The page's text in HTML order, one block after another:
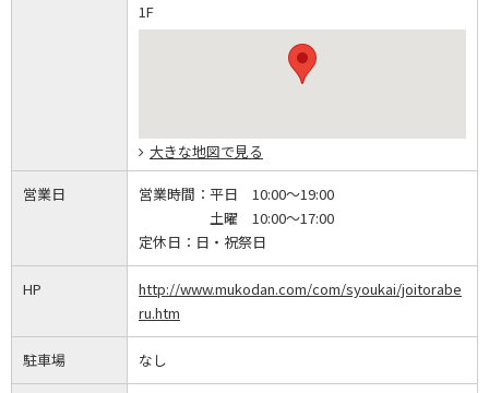
1F
大きな地図で見る
営業日 営業時間： 平日 10:00～19:00
土曜 10:00～17:00
定休日： 日・祝祭日
HP
http://www.mukodan.com/com/syoukai/joitorabe
ru.htm
駐車場 なし